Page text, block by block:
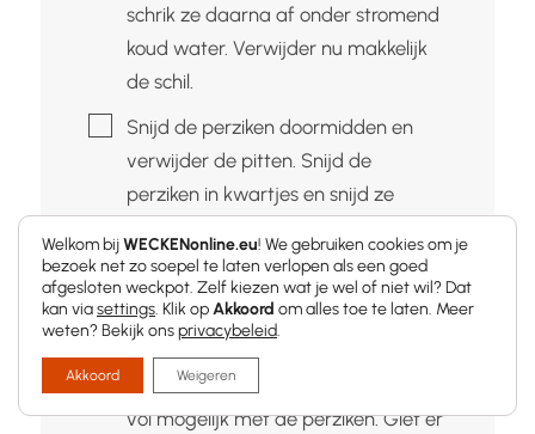
schrik ze daarna af onder stromend
koud water. Verwijder nu makkelijk
de schil.
▢Snijd de perziken doormidden en
verwijder de pitten. Snijd de
perziken in kwartjes en snijd ze
▢Breng het water samen met de
suiker aan de kook tot het volledig
opgelost is.
▢
Vul gesteriliseerde weckpotten zo
vol mogelijk met de perziken. Giet er
Welkom bijWECKENonline.eu! We gebruiken cookies om je
bezoek net zo soepel te laten verlopen als een goed
afgesloten weckpot. Zelf kiezen wat je wel of niet wil? Dat
kan viasettings. Klik opAkkoord om alles toe te laten. Meer
weten? Bekijk onsprivacybeleid.
Akkoord Weigeren